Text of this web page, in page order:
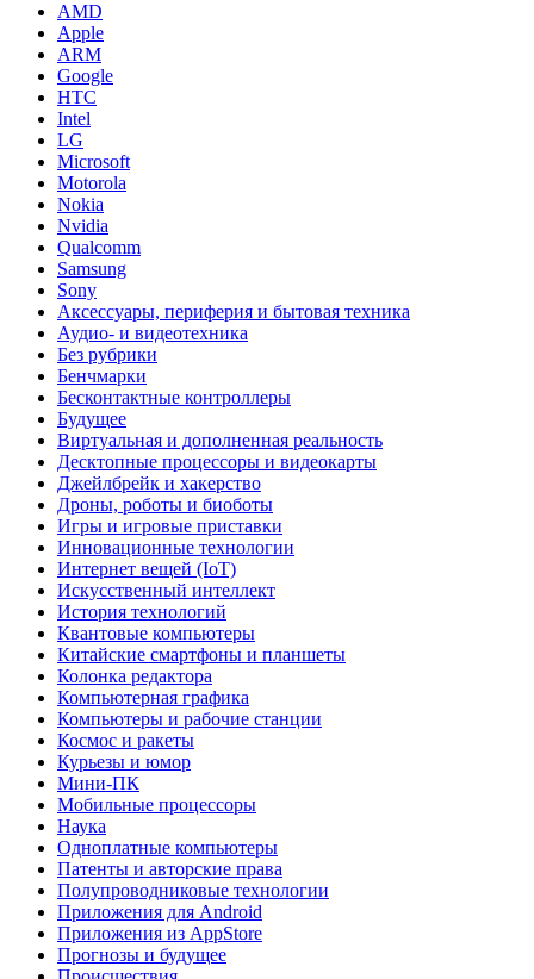
AMD
Apple
ARM
Google
HTC
Intel
LG
Microsoft
Motorola
Nokia
Nvidia
Qualcomm
Samsung
Sony
Аксессуары, периферия и бытовая техника
Аудио- и видеотехника
Без рубрики
Бенчмарки
Бесконтактные контроллеры
Будущее
Виртуальная и дополненная реальность
Десктопные процессоры и видеокарты
Джейлбрейк и хакерство
Дроны, роботы и биоботы
Игры и игровые приставки
Инновационные технологии
Интернет вещей (IoT)
Искусственный интеллект
История технологий
Квантовые компьютеры
Китайские смартфоны и планшеты
Колонка редактора
Компьютерная графика
Компьютеры и рабочие станции
Космос и ракеты
Курьезы и юмор
Мини-ПК
Мобильные процессоры
Наука
Одноплатные компьютеры
Патенты и авторские права
Полупроводниковые технологии
Приложения для Android
Приложения из AppStore
Прогнозы и будущее